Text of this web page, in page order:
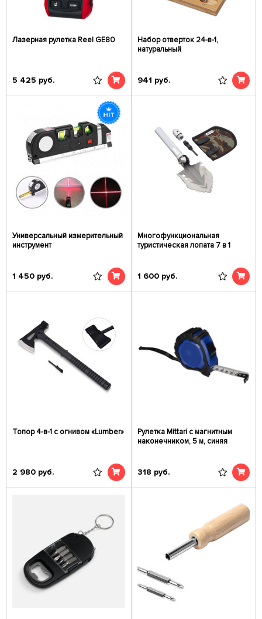
Лазерная рулетка Reel GE80
5 425 руб.
Набор отверток 24-в-1,
натуральный
941 руб.
Универсальный измерительный
инструмент
1 450 руб.
Многофункциональная
туристическая лопата 7 в 1
1 600 руб.
Топор 4-в-1 с огнивом «Lumber»
2 980 руб.
Рулетка Mittari с магнитным
наконечником, 5 м, синяя
318 руб.